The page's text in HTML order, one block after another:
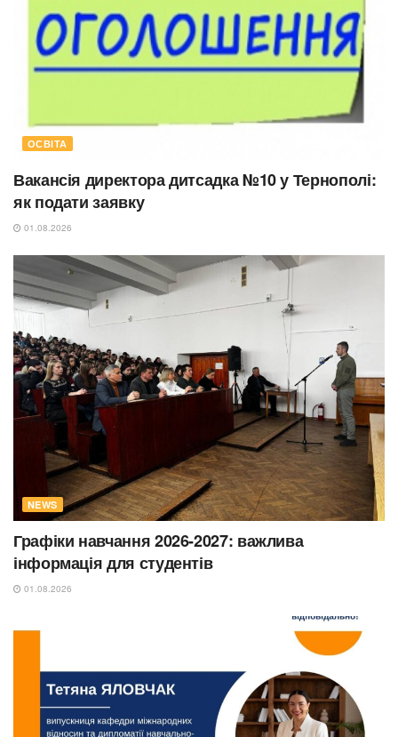
ОСВІТА
Вакансія директора дитсадка №10 у Тернополі:
як подати заявку
01.08.2026
NEWS
Графіки навчання 2026-2027: важлива
інформація для студентів
01.08.2026